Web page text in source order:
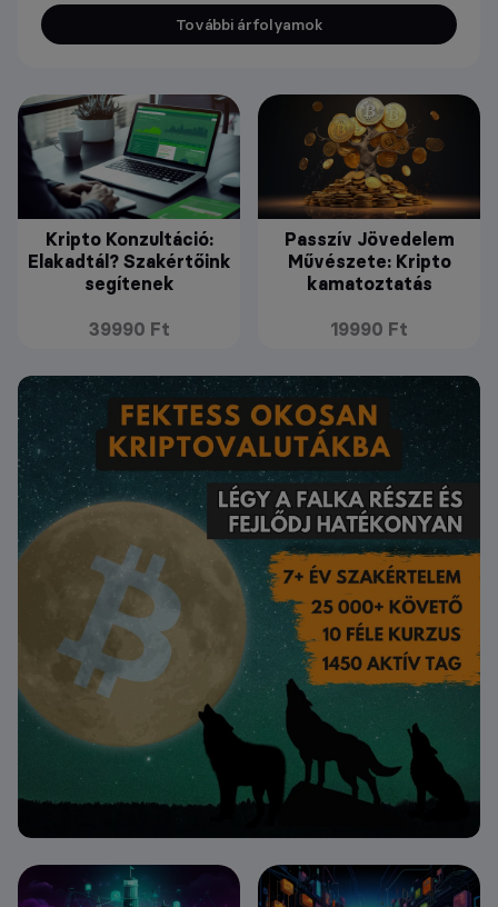
További árfolyamok
Kripto Konzultáció:
Elakadtál? Szakértőink
segítenek
39990 Ft
Passzív Jövedelem
Művészete: Kripto
kamatoztatás
19990 Ft